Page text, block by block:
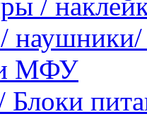
МФУ
Блоки